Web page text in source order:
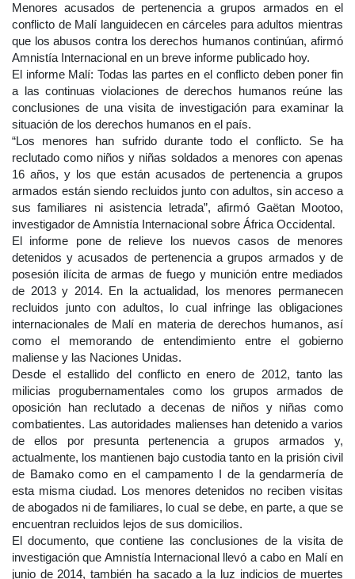
Menores acusados de pertenencia a grupos armados en el
conflicto de Malí languidecen en cárceles para adultos mientras
que los abusos contra los derechos humanos continúan, afirmó
Amnistía Internacional en un breve informe publicado hoy.
El informe Malí: Todas las partes en el conflicto deben poner fin
a las continuas violaciones de derechos humanos reúne las
conclusiones de una visita de investigación para examinar la
situación de los derechos humanos en el país.
“Los menores han sufrido durante todo el conflicto. Se ha
reclutado como niños y niñas soldados a menores con apenas
16 años, y los que están acusados de pertenencia a grupos
armados están siendo recluidos junto con adultos, sin acceso a
sus familiares ni asistencia letrada”, afirmó Gaëtan Mootoo,
investigador de Amnistía Internacional sobre África Occidental.
El informe pone de relieve los nuevos casos de menores
detenidos y acusados de pertenencia a grupos armados y de
posesión ilícita de armas de fuego y munición entre mediados
de 2013 y 2014. En la actualidad, los menores permanecen
recluidos junto con adultos, lo cual infringe las obligaciones
internacionales de Malí en materia de derechos humanos, así
como el memorando de entendimiento entre el gobierno
maliense y las Naciones Unidas.
Desde el estallido del conflicto en enero de 2012, tanto las
milicias progubernamentales como los grupos armados de
oposición han reclutado a decenas de niños y niñas como
combatientes. Las autoridades malienses han detenido a varios
de ellos por presunta pertenencia a grupos armados y,
actualmente, los mantienen bajo custodia tanto en la prisión civil
de Bamako como en el campamento I de la gendarmería de
esta misma ciudad. Los menores detenidos no reciben visitas
de abogados ni de familiares, lo cual se debe, en parte, a que se
encuentran recluidos lejos de sus domicilios.
El documento, que contiene las conclusiones de la visita de
investigación que Amnistía Internacional llevó a cabo en Malí en
junio de 2014, también ha sacado a la luz indicios de muertes